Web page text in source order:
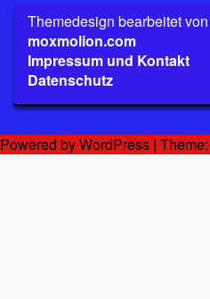
Themedesign bearbeitet von
moxmolion.com
Impressum und Kontakt
Datenschutz
Powered by WordPress | Theme: